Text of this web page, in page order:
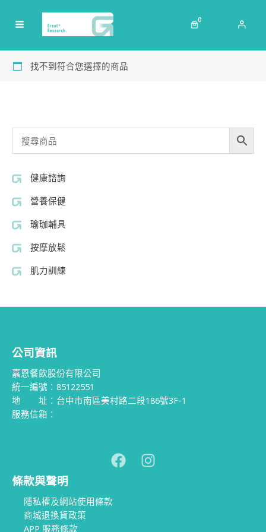
MAIN
MENU
0
健康諮詢
營養保健
瑜珈輔具
按摩放鬆
肌力訓練
找不到符合您選擇的商品
公司資訊
嘉恩餐飲股份有限公司
統一編號：85122551
地 址：台中市南區美村路二段186號3F-1
服務信箱：
條款與聲明
隱私權及網站使用條款
商城退換貨政策
APP 服務條款